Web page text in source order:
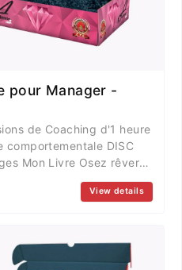
pour Manager -
de Coaching d'1 heure
comportementale DISC
pages Le tout
fcfa offert àView details